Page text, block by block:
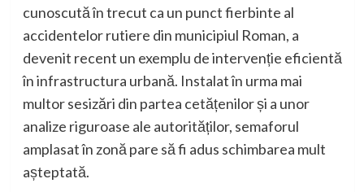
cunoscută în trecut ca un punct fierbinte al
accidentelor rutiere din municipiul Roman, a
devenit recent un exemplu de intervenție eficientă
în infrastructura urbană. Instalat în urma mai
multor sesizări din partea cetățenilor și a unor
analize riguroase ale autorităților, semaforul
amplasat în zonă pare să fi adus schimbarea mult
așteptată.